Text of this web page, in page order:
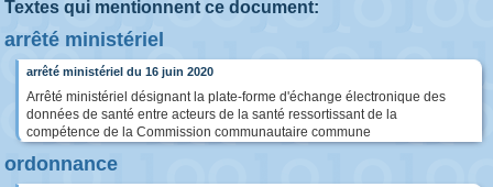
Textes qui mentionnent ce document:
arrêté ministériel
arrêté ministériel du 16 juin 2020
Arrêté ministériel désignant la plate-forme d'échange électronique des
données de santé entre acteurs de la santé ressortissant de la
compétence de la Commission communautaire commune
ordonnance